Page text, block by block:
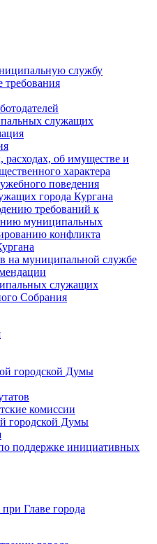
службу
служащих
расходах, об имуществе и
характера
поведения
города Кургана
требований к
муниципальных
конфликта
на муниципальной службе
служащих
Cобрания
городской Думы
комиссии
городской Думы
поддержке инициативных
Главе города